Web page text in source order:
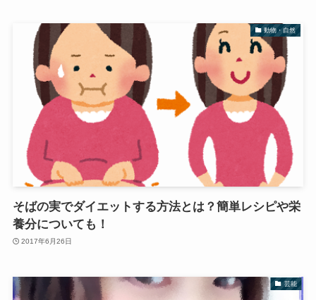
動物・自然
そばの実でダイエットする方法とは？簡単レシピや栄
養分についても！
2017年6月26日
芸能